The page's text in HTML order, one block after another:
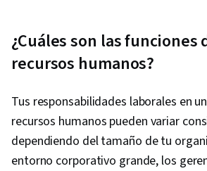
¿Cuáles son las funciones
recursos humanos?
Tus responsabilidades laborales en
recursos humanos pueden variar
dependiendo del tamaño de tu
entorno corporativo grande, los